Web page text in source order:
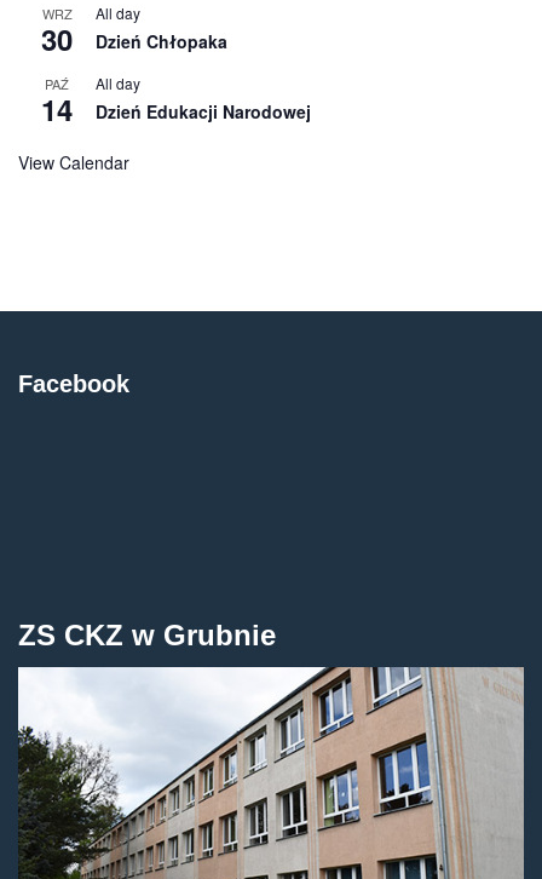
WRZ
30
All day
Dzień Chłopaka
PAŹ
14
All day
Dzień Edukacji Narodowej
View Calendar
Facebook
ZS CKZ w Grubnie